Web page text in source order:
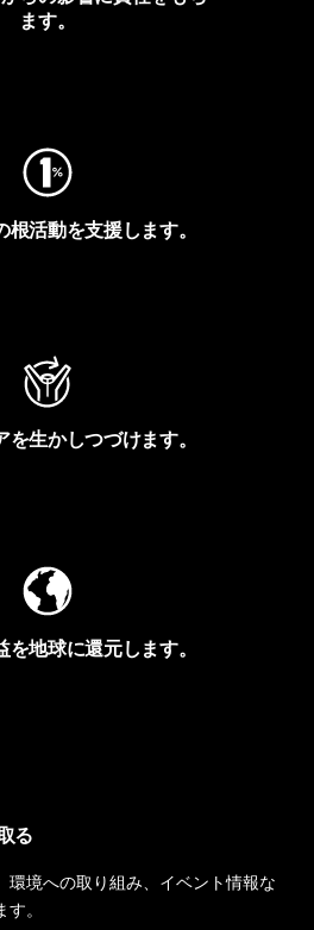
ます。
活動を支援します。
生かしつづけます。
地球に還元します。
る
環境への取り組み、イベント情報な
。